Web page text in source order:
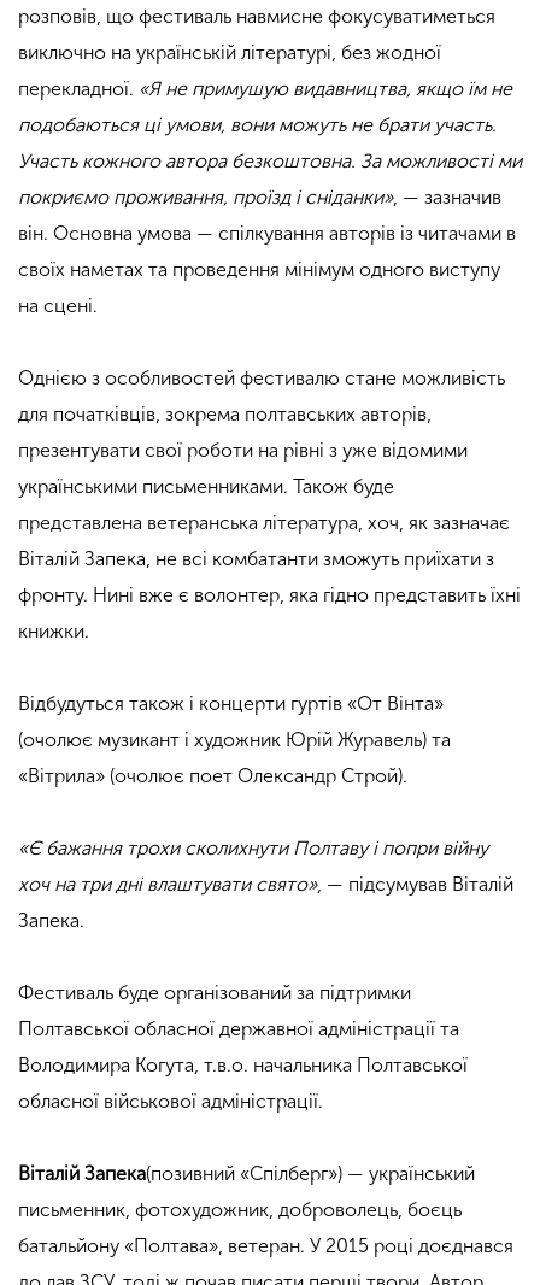
розповів, що фестиваль навмисне фокусуватиметься
виключно на українській літературі, без жодної
перекладної. «Я не примушую видавництва, якщо їм не
подобаються ці умови, вони можуть не брати участь.
Участь кожного автора безкоштовна. За можливості ми
покриємо проживання, проїзд і сніданки», — зазначив
він. Основна умова — спілкування авторів із читачами в
своїх наметах та проведення мінімум одного виступу
на сцені.
Однією з особливостей фестивалю стане можливість
для початківців, зокрема полтавських авторів,
презентувати свої роботи на рівні з уже відомими
українськими письменниками. Також буде
представлена ветеранська література, хоч, як зазначає
Віталій Запека, не всі комбатанти зможуть приїхати з
фронту. Нині вже є волонтер, яка гідно представить їхні
книжки.
Відбудуться також і концерти гуртів «От Вінта»
(очолює музикант і художник Юрій Журавель) та
«Вітрила» (очолює поет Олександр Строй).
«Є бажання трохи сколихнути Полтаву і попри війну
хоч на три дні влаштувати свято», — підсумував Віталій
Запека.
Фестиваль буде організований за підтримки
Полтавської обласної державної адміністрації та
Володимира Когута, т.в.о. начальника Полтавської
обласної військової адміністрації.
Віталій Запека(позивний «Спілберг») — український
письменник, фотохудожник, доброволець, боєць
батальйону «Полтава», ветеран. У 2015 році доєднався